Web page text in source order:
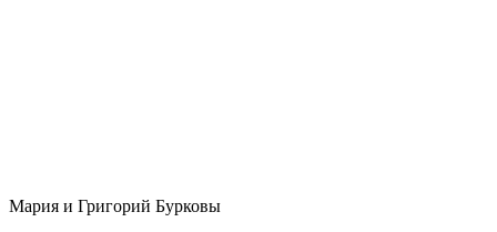
Мария и Григорий Бурковы